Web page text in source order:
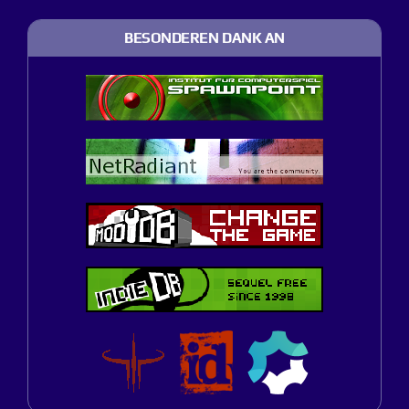
BESONDEREN DANK AN